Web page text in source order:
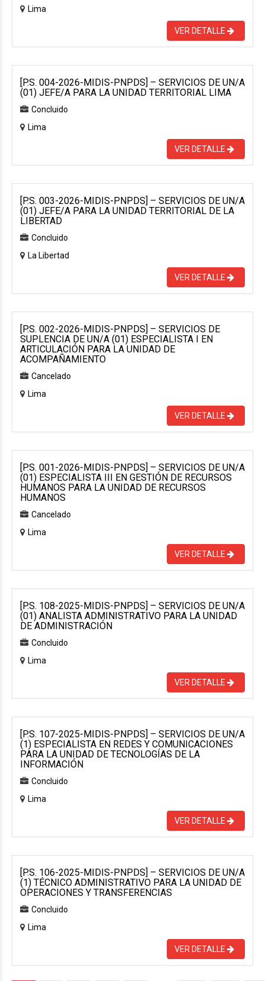
Lima
VER DETALLE
[P.S. 004-2026-MIDIS-PNPDS] – SERVICIOS DE UN/A
(01) JEFE/A PARA LA UNIDAD TERRITORIAL LIMA
Concluido
Lima
VER DETALLE
[P.S. 003-2026-MIDIS-PNPDS] – SERVICIOS DE UN/A
(01) JEFE/A PARA LA UNIDAD TERRITORIAL DE LA
LIBERTAD
Concluido
La Libertad
VER DETALLE
[P.S. 002-2026-MIDIS-PNPDS] – SERVICIOS DE
SUPLENCIA DE UN/A (01) ESPECIALISTA I EN
ARTICULACIÓN PARA LA UNIDAD DE
ACOMPAÑAMIENTO
Cancelado
Lima
VER DETALLE
[P.S. 001-2026-MIDIS-PNPDS] – SERVICIOS DE UN/A
(01) ESPECIALISTA III EN GESTIÓN DE RECURSOS
HUMANOS PARA LA UNIDAD DE RECURSOS
HUMANOS
Cancelado
Lima
VER DETALLE
[P.S. 108-2025-MIDIS-PNPDS] – SERVICIOS DE UN/A
(01) ANALISTA ADMINISTRATIVO PARA LA UNIDAD
DE ADMINISTRACIÓN
Concluido
Lima
VER DETALLE
[P.S. 107-2025-MIDIS-PNPDS] – SERVICIOS DE UN/A
(1) ESPECIALISTA EN REDES Y COMUNICACIONES
PARA LA UNIDAD DE TECNOLOGÍAS DE LA
INFORMACIÓN
Concluido
Lima
VER DETALLE
[P.S. 106-2025-MIDIS-PNPDS] – SERVICIOS DE UN/A
(1) TÉCNICO ADMINISTRATIVO PARA LA UNIDAD DE
OPERACIONES Y TRANSFERENCIAS
Concluido
Lima
VER DETALLE